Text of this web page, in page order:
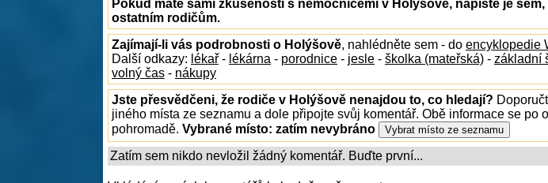
Pokud máte sami zkušenosti s nemocnicemi v Holýšově, napište je
ostatním rodičům.
Zajímají-li vás podrobnosti o Holýšově, nahlédněte sem - do encyklopedie
Další odkazy: lékař - lékárna - porodnice - jesle - školka (mateřská) - základní
volný čas - nákupy
Jste přesvědčeni, že rodiče v Holýšově nenajdou to, co hledají?
jiného místa ze seznamu a dole připojte svůj komentář. Obě informace se po
pohromadě. Vybrané místo: zatím nevybráno
Zatím sem nikdo nevložil žádný komentář. Buďte první...